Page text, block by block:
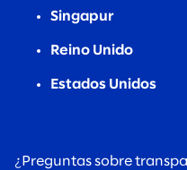
Singapur
Reino Unido
Estados Unidos
¿Preguntas sobre